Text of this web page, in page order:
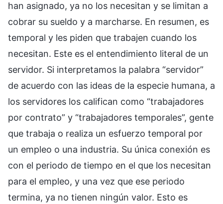
han asignado, ya no los necesitan y se limitan a
cobrar su sueldo y a marcharse. En resumen, es
temporal y les piden que trabajen cuando los
necesitan. Este es el entendimiento literal de un
servidor. Si interpretamos la palabra “servidor”
de acuerdo con las ideas de la especie humana, a
los servidores los califican como “trabajadores
por contrato” y “trabajadores temporales”, gente
que trabaja o realiza un esfuerzo temporal por
un empleo o una industria. Su única conexión es
con el periodo de tiempo en el que los necesitan
para el empleo, y una vez que ese periodo
termina, ya no tienen ningún valor. Esto es